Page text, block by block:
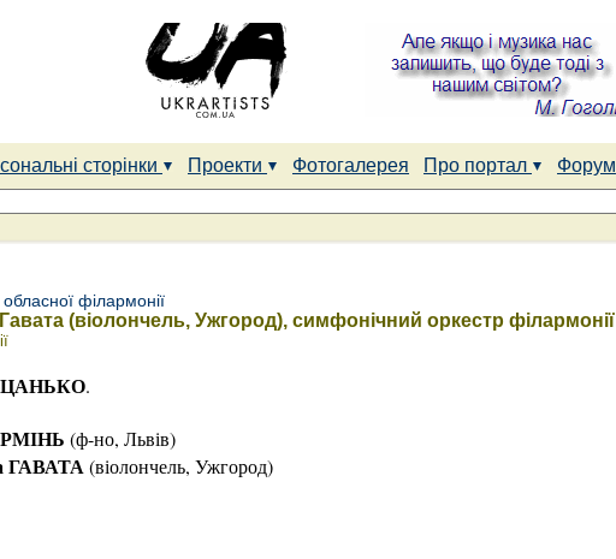
сторінки Проекти Фотогалерея Про портал
Форум
філармонії
(віолончель, Ужгород), симфонічний оркестр філармонії
ЦАНЬКО.
(ф-но, Львів)
ГАВАТА(віолончель, Ужгород)